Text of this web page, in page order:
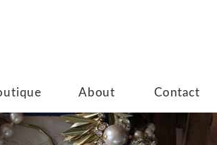
About Contact